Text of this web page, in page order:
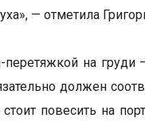
— отметила
на груди
должен
повесить на